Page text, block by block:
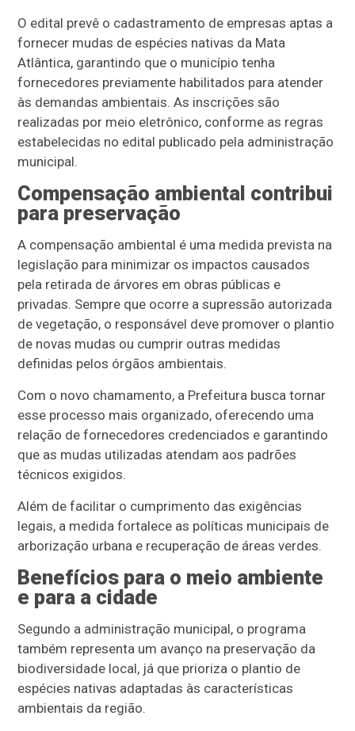
O edital prevê o cadastramento de empresas aptas a
fornecer mudas de espécies nativas da Mata
Atlântica, garantindo que o município tenha
fornecedores previamente habilitados para atender
às demandas ambientais. As inscrições são
realizadas por meio eletrônico, conforme as regras
estabelecidas no edital publicado pela administração
municipal.
Compensação ambiental contribui
para preservação
A compensação ambiental é uma medida prevista na
legislação para minimizar os impactos causados
pela retirada de árvores em obras públicas e
privadas. Sempre que ocorre a supressão autorizada
de vegetação, o responsável deve promover o plantio
de novas mudas ou cumprir outras medidas
definidas pelos órgãos ambientais.
Com o novo chamamento, a Prefeitura busca tornar
esse processo mais organizado, oferecendo uma
relação de fornecedores credenciados e garantindo
que as mudas utilizadas atendam aos padrões
técnicos exigidos.
Além de facilitar o cumprimento das exigências
legais, a medida fortalece as políticas municipais de
arborização urbana e recuperação de áreas verdes.
Benefícios para o meio ambiente
e para a cidade
Segundo a administração municipal, o programa
também representa um avanço na preservação da
biodiversidade local, já que prioriza o plantio de
espécies nativas adaptadas às características
ambientais da região.